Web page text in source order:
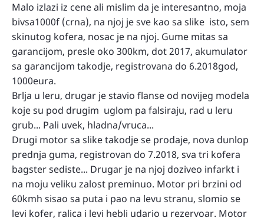
Malo izlazi iz cene ali mislim da je interesantno, moja
bivsa1000f (crna), na njoj je sve kao sa slike isto, sem
skinutog kofera, nosac je na njoj. Gume mitas sa
garancijom, presle oko 300km, dot 2017, akumulator
sa garancijom takodje, registrovana do 6.2018god,
1000eura.
Brlja u leru, drugar je stavio flanse od novijeg modela
koje su pod drugim uglom pa falsiraju, rad u leru
grub... Pali uvek, hladna/vruca...
Drugi motor sa slike takodje se prodaje, nova dunlop
prednja guma, registrovan do 7.2018, sva tri kofera
bagster sediste... Drugar je na njoj doziveo infarkt i
na moju veliku zalost preminuo. Motor pri brzini od
60kmh sisao sa puta i pao na levu stranu, slomio se
levi kofer, ralica i levi hebli udario u rezervoar. Motor